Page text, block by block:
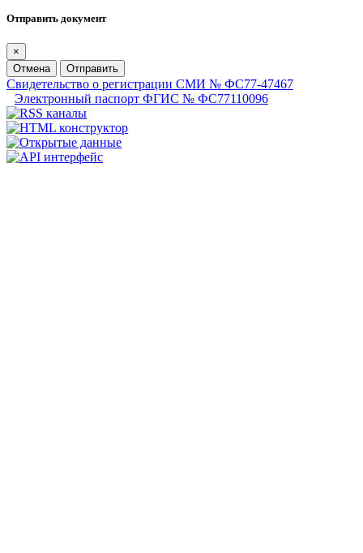
Отправить документ
×
Отмена
Отправить
Свидетельство о регистрации СМИ № ФС77-47467
Электронный паспорт ФГИС № ФС77110096